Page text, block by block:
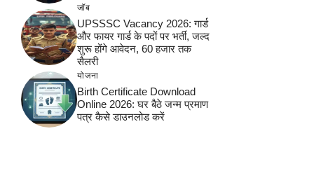
जॉब
UPSSSC Vacancy 2026: गार्ड
और फायर गार्ड के पदों पर भर्ती, जल्द
शुरू होंगे आवेदन, 60 हजार तक
सैलरी
योजना
Birth Certificate Download
Online 2026: घर बैठे जन्म प्रमाण
पत्र कैसे डाउनलोड करें